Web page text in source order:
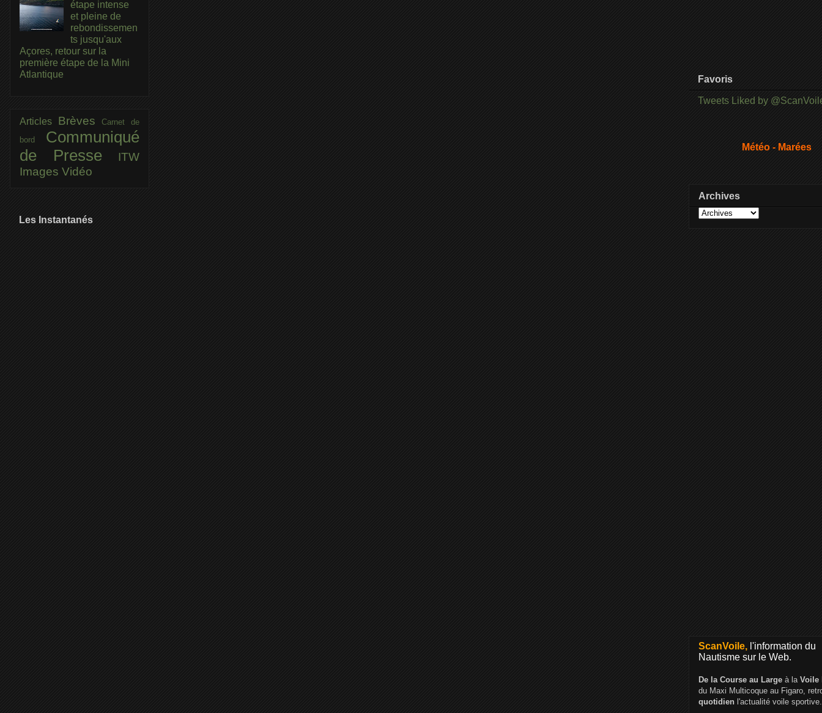
étape intense
et pleine de
rebondissemen
ts jusqu'aux
Açores, retour sur la
première étape de la Mini
Atlantique
Articles BrèvesCarnet de
bord Communiqué
de Presse
ITW
Images Vidéo
Les Instantanés
Favoris
Tweets Liked by
Météo - Marées
Archives
ScanVoile, l'information du
Nautisme sur le Web.
De la Course au Large à la Voile
du Maxi Multicoque au Figaro,
quotidien l'actualité voile sportive.